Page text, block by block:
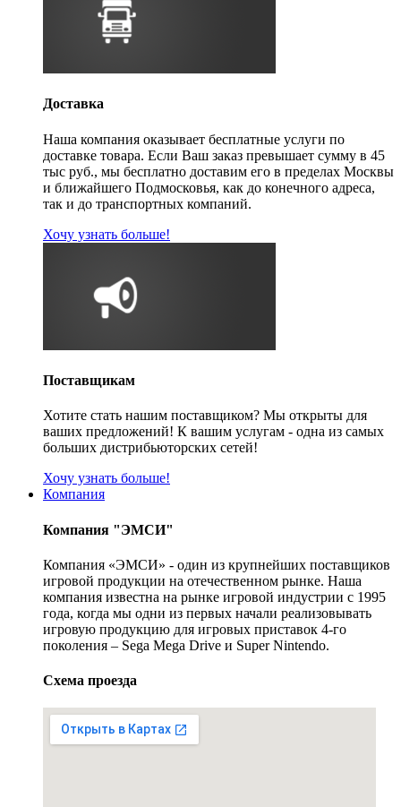
Доставка
Наша компания оказывает бесплатные услуги по
доставке товара. Если Ваш заказ превышает сумму в 45
тыс руб., мы бесплатно доставим его в пределах Москвы
и ближайшего Подмосковья, как до конечного адреса,
так и до транспортных компаний.
Хочу узнать больше!
Поставщикам
Хотите стать нашим поставщиком? Мы открыты для
ваших предложений! К вашим услугам - одна из самых
больших дистрибьюторских сетей!
Хочу узнать больше!
Компания
Компания "ЭМСИ"
Компания «ЭМСИ» - один из крупнейших поставщиков
игровой продукции на отечественном рынке. Наша
компания известна на рынке игровой индустрии с 1995
года, когда мы одни из первых начали реализовывать
игровую продукцию для игровых приставок 4-го
поколения – Sega Mega Drive и Super Nintendo.
Схема проезда